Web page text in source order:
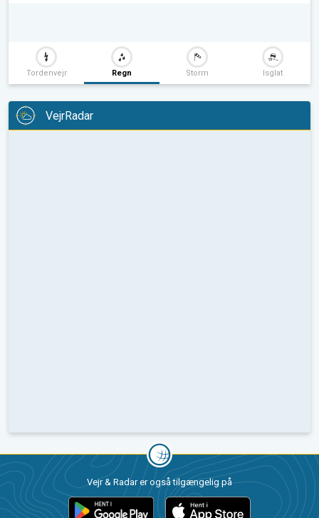
Tordenvejr Regn Storm Isglat
VejrRadar
Vejr & Radar er også tilgængelig på